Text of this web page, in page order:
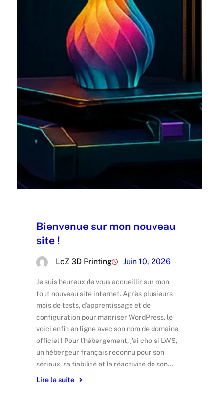
Bienvenue sur mon nouveau
site !
LcZ 3D Printing Juin 10, 2026
Je suis heureux de vous accueillir sur mon
tout nouveau site internet. Après plusieurs
mois de tests, d’apprentissage et de
configuration pour maîtriser WordPress, le
voici enfin en ligne avec son nom de domaine
officiel ! Pour l’hébergement, j’ai choisi LWS,
un hébergeur français reconnu pour son
sérieux, sa fiabilité et la réactivité de son…
Lire la suite